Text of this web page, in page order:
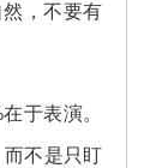
，不要有
于表演。
不是只盯